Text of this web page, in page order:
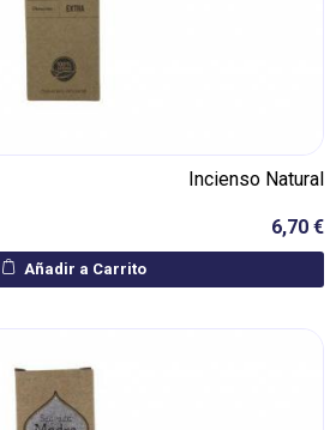
Incienso Natural
6,70 €
Añadir a Carrito